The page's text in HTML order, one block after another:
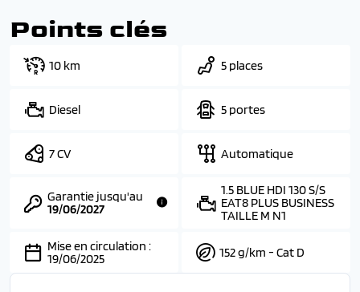
Points clés
10 km 5 places
Diesel 5 portes
7 CV Automatique
Garantie jusqu'au
19/06/2027
1.5 BLUE HDI 130 S/S
EAT8 PLUS BUSINESS
TAILLE M N1
Mise en circulation :
19/06/2025
152 g/km - Cat D